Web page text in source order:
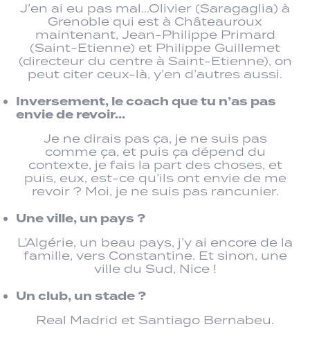
J’en ai eu pas mal…Olivier (Saragaglia) à
Grenoble qui est à Châteauroux
maintenant, Jean-Philippe Primard
(Saint-Etienne) et Philippe Guillemet
(directeur du centre à Saint-Etienne), on
peut citer ceux-là, y’en d’autres aussi.
Inversement, le coach que tu n’as pas
envie de revoir…
Je ne dirais pas ça, je ne suis pas
comme ça, et puis ça dépend du
contexte, je fais la part des choses, et
puis, eux, est-ce qu’ils ont envie de me
revoir ? Moi, je ne suis pas rancunier.
Une ville, un pays ?
L’Algérie, un beau pays, j’y ai encore de la
famille, vers Constantine. Et sinon, une
ville du Sud, Nice !
Un club, un stade ?
Real Madrid et Santiago Bernabeu.